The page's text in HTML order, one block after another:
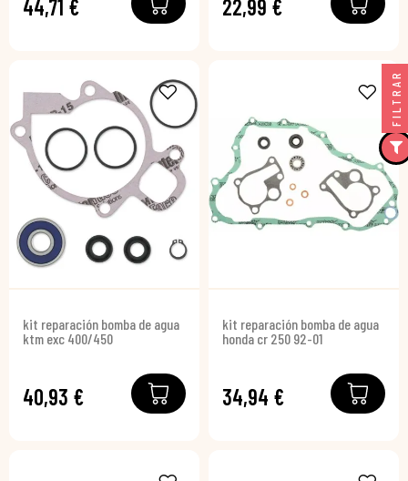
44,71 € 22,99 €
kit reparación bomba de agua
ktm exc 400/450
40,93 €
kit reparación bomba de agua
honda cr 250 92-01
34,94 €
FILTRAR